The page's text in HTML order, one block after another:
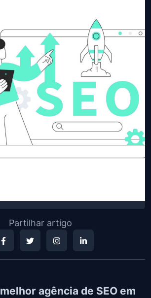
Partilhar artigo
FacebookTwitter Instagram
melhor agência de SEO em